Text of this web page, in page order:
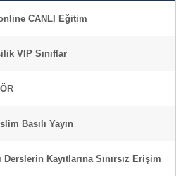
CANLI Eğitim
VIP Sınıflar
Basılı Yayın
Derslerin Kayıtlarına Sınırsız Erişim